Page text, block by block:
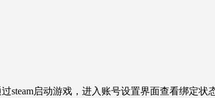
steam启动游戏，进入账号设置界面查看绑定状